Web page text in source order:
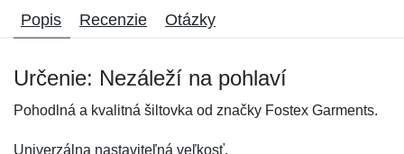
Popis Recenzie Otázky
Určenie: Nezáleží na pohlaví
Pohodlná a kvalitná šiltovka od značky Fostex Garments.
Univerzálna nastaviteľná veľkosť.